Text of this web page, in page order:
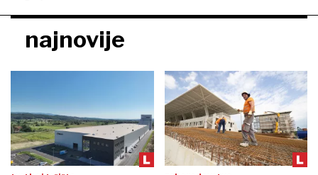
najnovije